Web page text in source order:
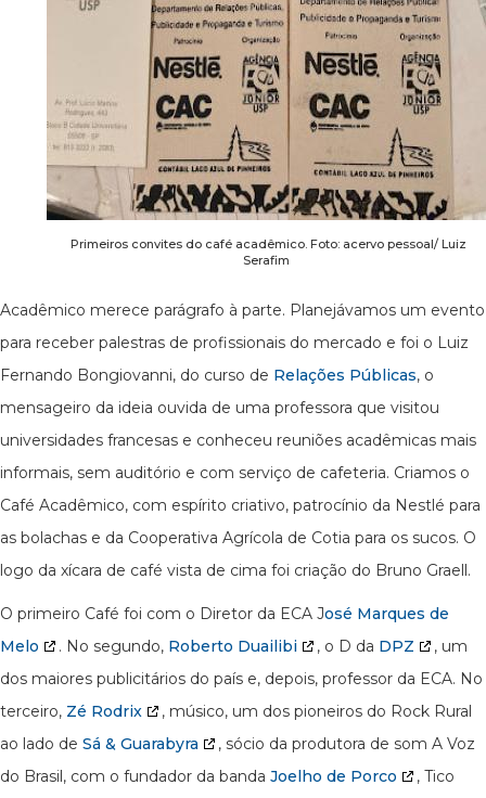
Primeiros convites do café acadêmico. Foto: acervo pessoal/ Luiz
Serafim
Acadêmico merece parágrafo à parte. Planejávamos um evento
para receber palestras de profissionais do mercado e foi o Luiz
Fernando Bongiovanni, do curso de Relações Públicas, o
mensageiro da ideia ouvida de uma professora que visitou
universidades francesas e conheceu reuniões acadêmicas mais
informais, sem auditório e com serviço de cafeteria. Criamos o
Café Acadêmico, com espírito criativo, patrocínio da Nestlé para
as bolachas e da Cooperativa Agrícola de Cotia para os sucos. O
logo da xícara de café vista de cima foi criação do Bruno Graell.
O primeiro Café foi com o Diretor da ECA José Marques de
Melo
. No segundo, Roberto Duailibi , o D da DPZ
, um
dos maiores publicitários do país e, depois, professor da ECA. No
terceiro, Zé Rodrix
, músico, um dos pioneiros do Rock Rural
ao lado de Sá & Guarabyra
, sócio da produtora de som A Voz
do Brasil, com o fundador da banda Joelho de Porco
, Tico